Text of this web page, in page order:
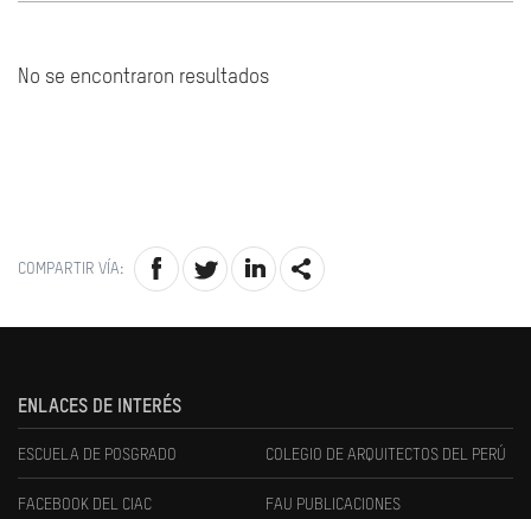
No se encontraron resultados
COMPARTIR VÍA:
ENLACES DE INTERÉS
ESCUELA DE POSGRADO COLEGIO DE ARQUITECTOS DEL PERÚ
FACEBOOK DEL CIAC FAU PUBLICACIONES